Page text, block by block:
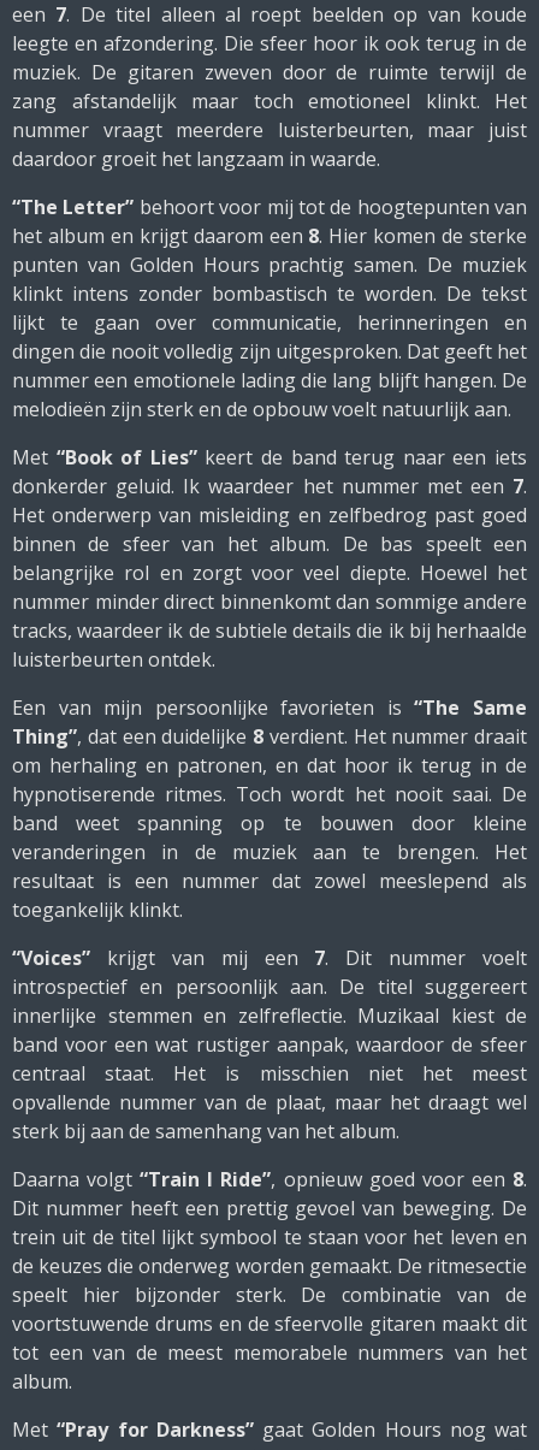
een 7. De titel alleen al roept beelden op van koude
leegte en afzondering. Die sfeer hoor ik ook terug in de
muziek. De gitaren zweven door de ruimte terwijl de
zang afstandelijk maar toch emotioneel klinkt. Het
nummer vraagt meerdere luisterbeurten, maar juist
daardoor groeit het langzaam in waarde.
“The Letter” behoort voor mij tot de hoogtepunten van
het album en krijgt daarom een 8. Hier komen de sterke
punten van Golden Hours prachtig samen. De muziek
klinkt intens zonder bombastisch te worden. De tekst
lijkt te gaan over communicatie, herinneringen en
dingen die nooit volledig zijn uitgesproken. Dat geeft het
nummer een emotionele lading die lang blijft hangen. De
melodieën zijn sterk en de opbouw voelt natuurlijk aan.
Met “Book of Lies”keert de band terug naar een iets
donkerder geluid. Ik waardeer het nummer met een 7.
Het onderwerp van misleiding en zelfbedrog past goed
binnen de sfeer van het album. De bas speelt een
belangrijke rol en zorgt voor veel diepte. Hoewel het
nummer minder direct binnenkomt dan sommige andere
tracks, waardeer ik de subtiele details die ik bij herhaalde
luisterbeurten ontdek.
Een van mijn persoonlijke favorieten is“The Same
Thing”, dat een duidelijke 8 verdient. Het nummer draait
om herhaling en patronen, en dat hoor ik terug in de
hypnotiserende ritmes. Toch wordt het nooit saai. De
band weet spanning op te bouwen door kleine
veranderingen in de muziek aan te brengen. Het
resultaat is een nummer dat zowel meeslepend als
toegankelijk klinkt.
“Voices” krijgt van mij een 7. Dit nummer voelt
introspectief en persoonlijk aan. De titel suggereert
innerlijke stemmen en zelfreflectie. Muzikaal kiest de
band voor een wat rustiger aanpak, waardoor de sfeer
centraal staat. Het is misschien niet het meest
opvallende nummer van de plaat, maar het draagt wel
sterk bij aan de samenhang van het album.
Daarna volgt“Train I Ride”, opnieuw goed voor een 8.
Dit nummer heeft een prettig gevoel van beweging. De
trein uit de titel lijkt symbool te staan voor het leven en
de keuzes die onderweg worden gemaakt. De ritmesectie
speelt hier bijzonder sterk. De combinatie van de
voortstuwende drums en de sfeervolle gitaren maakt dit
tot een van de meest memorabele nummers van het
album.
Met“Pray for Darkness”gaat Golden Hours nog wat